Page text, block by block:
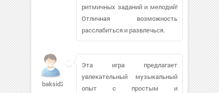
ритмичных заданий и мелодий!
Отличная возможность
расслабиться и развлечься.
baksid247
Эта игра предлагает
увлекательный музыкальный
опыт с простым и